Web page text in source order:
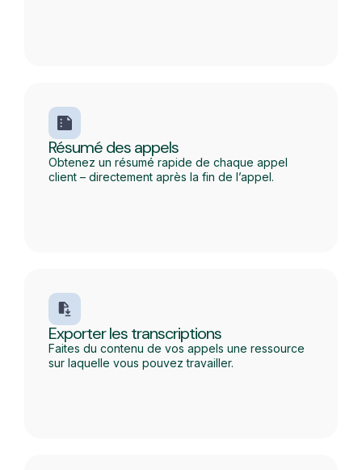
Résumé des appels
Obtenez un résumé rapide de chaque appel
client – directement après la fin de l’appel.
Exporter les transcriptions
Faites du contenu de vos appels une ressource
sur laquelle vous pouvez travailler.